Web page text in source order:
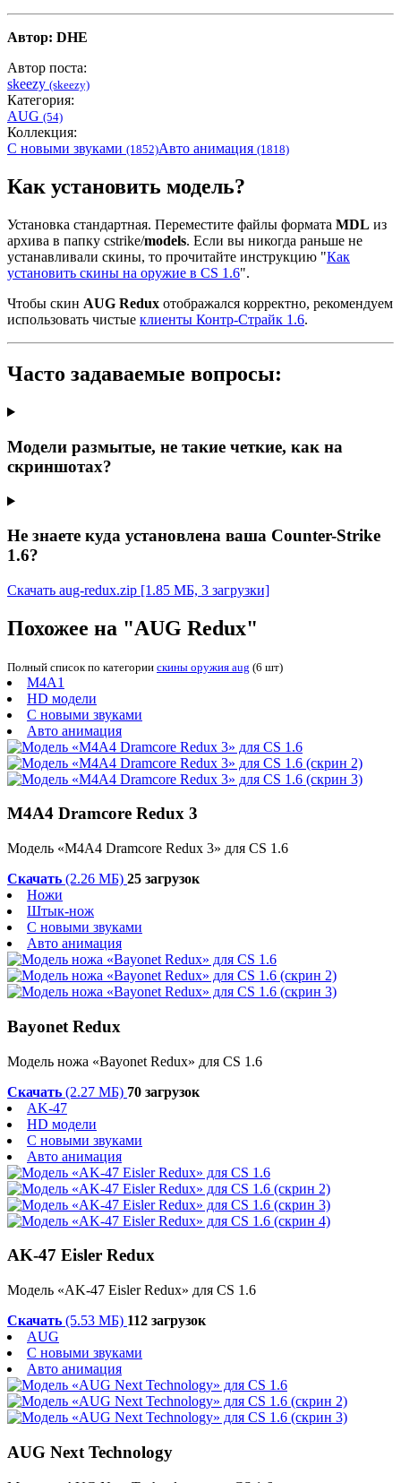
Автор: DHE
Автор поста:
skeezy (skeezy)
Категория:
AUG (54)
Коллекция:
С новыми звуками (1852)Авто анимация (1818)
Как установить модель?
Установка стандартная. Переместите файлы формата MDL из
архива в папку cstrike/models. Если вы никогда раньше не
устанавливали скины, то прочитайте инструкцию "Как
установить скины на оружие в CS 1.6".
Чтобы скин AUG Redux отображался корректно, рекомендуем
использовать чистые клиенты Контр-Страйк 1.6.
Часто задаваемые вопросы:
Модели размытые, не такие четкие, как на
скриншотах?
Не знаете куда установлена ваша Counter-Strike
1.6?
Скачать aug-redux.zip [1.85 МБ, 3 загрузки]
Похожее на "AUG Redux"
Полный список по категории скины оружия aug (6 шт)
M4A1
HD модели
С новыми звуками
Авто анимация
M4A4 Dramcore Redux 3
Модель «M4A4 Dramcore Redux 3» для CS 1.6
Скачать (2.26 МБ) 25 загрузок
Ножи
Штык-нож
С новыми звуками
Авто анимация
Bayonet Redux
Модель ножа «Bayonet Redux» для CS 1.6
Скачать (2.27 МБ) 70 загрузок
AK-47
HD модели
С новыми звуками
Авто анимация
AK-47 Eisler Redux
Модель «AK-47 Eisler Redux» для CS 1.6
Скачать (5.53 МБ) 112 загрузок
AUG
С новыми звуками
Авто анимация
AUG Next Technology